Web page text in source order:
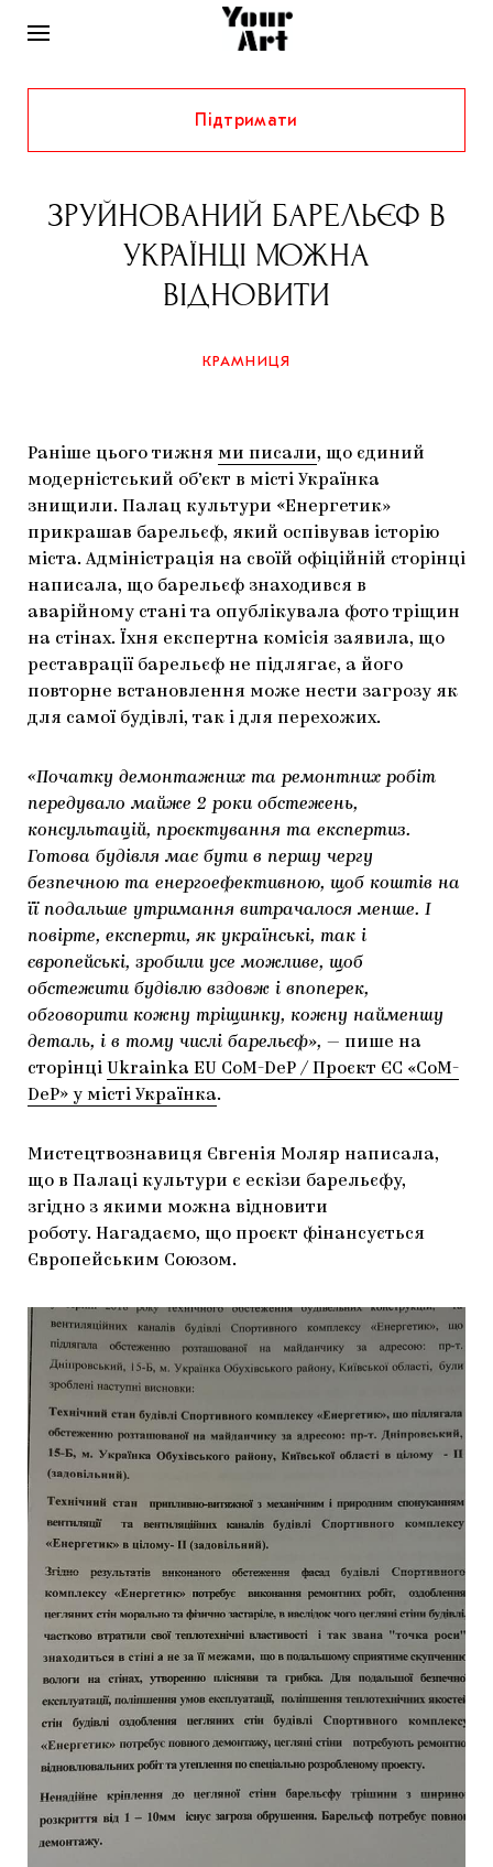
НОВИНИ
ІНТЕРВ’Ю
ХУДОЖНИКИ
КУРАТОРИ
РІДНИЙ КРАЙ
ФЕСТИВАЛІ
КОЛЕКЦІЇ
ГАЛЕРЕЇ
АРТЦЕНТРИ
СТАТТІ
КОНСПЕКТИ
КНИЖКИ І ЖУРНАЛИ
ЗАПАЛЕННЯ
ЯК ПІДТРИМУВАТИ УКРАЇНСЬКЕ МИСТЕЦТВО
МАРІУПОЛЬСЬКІ МАРГІНАЛІЇ
CARPATHIAN CULT ПРО РІЗДВЯНІ СВЯТА
КРАМНИЦЯ
Підтримати
ЗРУЙНОВАНИЙ БАРЕЛЬЄФ В
УКРАЇНЦІ МОЖНА
ВІДНОВИТИ
КРАМНИЦЯ
Раніше цього тижня ми писали, що єдиний
модерністський об’єкт в місті Українка
знищили. Палац культури «Енергетик»
прикрашав барельєф, який оспівував історію
міста. Адміністрація на своїй офіційній сторінці
написала, що барельєф знаходився в
аварійному стані та опублікувала фото тріщин
на стінах. Їхня експертна комісія заявила, що
реставрації барельєф не підлягає, а його
повторне встановлення може нести загрозу як
для самої будівлі, так і для перехожих.
«Початку демонтажних та ремонтних робіт
передувало майже 2 роки обстежень,
консультацій, проєктування та експертиз.
Готова будівля має бути в першу чергу
безпечною та енергоефективною, щоб коштів на
її подальше утримання витрачалося менше. І
повірте, експерти, як українські, так і
європейські, зробили усе можливе, щоб
обстежити будівлю вздовж і впоперек,
обговорити кожну тріщинку, кожну найменшу
деталь, і в тому числі барельєф», — пише на
сторінці Ukrainka EU CoM-DeP / Проєкт ЄС «CoM-
DeP» у місті Українка.
Мистецтвознавиця Євгенія Моляр написала,
що в Палаці культури є ескізи барельєфу,
згідно з якими можна відновити
роботу. Нагадаємо, що проєкт фінансується
Європейським Союзом.